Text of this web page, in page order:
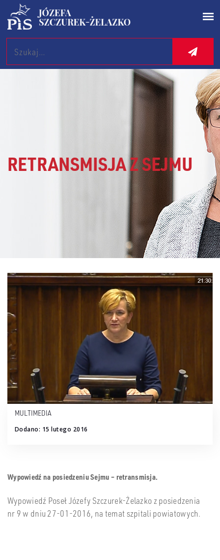
Search
RETRANSMISJA Z SEJMU
MULTIMEDIA
Dodano: 15 lutego 2016
Wypowiedź na posiedzeniu Sejmu – retransmisja.
Wypowiedź Poseł Józefy Szczurek-Żelazko z posiedzenia
nr 9 w dniu 27-01-2016, na temat szpitali powiatowych.